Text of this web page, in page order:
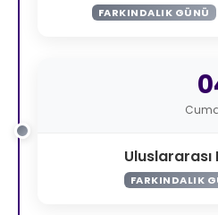
FARKINDALIK GÜNÜ
Uluslararası
FARKINDALIK